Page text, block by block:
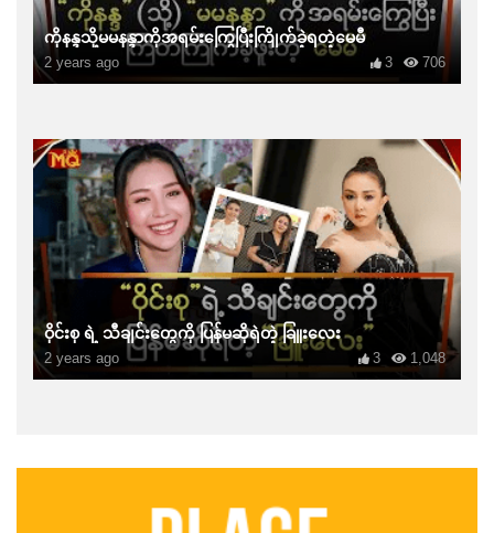
ကိုနန္ဒသို့မမနန္ဒာကိုအရမ်းကြွေပြီးကြိုက်ခဲ့ရတဲ့မေမီ
2 years ago 706
3
ဝိုင်းစု ရဲ့ သီချင်းတွေကို ပြန်မဆိုရဲတဲ့ ခြူးလေး
2 years ago 1,048
3